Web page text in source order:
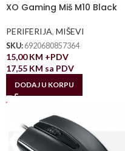
XO Gaming Miš M10 Black
PERIFERIJA, MIŠEVI
SKU: 6920680857364
15,00KM +PDV
17,55 KM sa PDV
DODAJ U KORPU